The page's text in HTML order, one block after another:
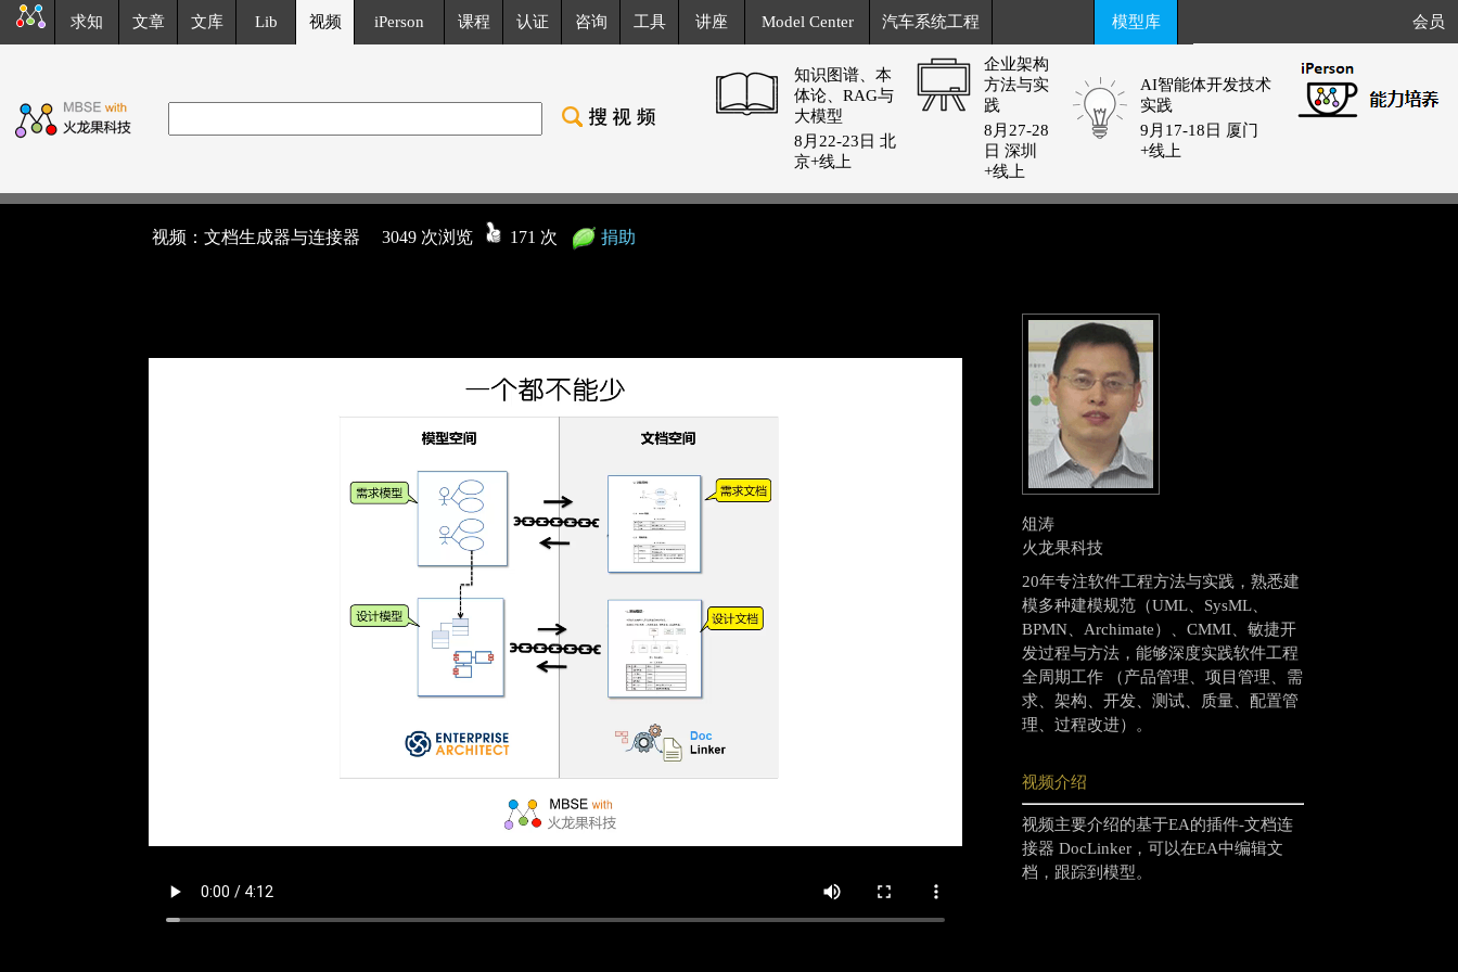
求知 文章 文库 Lib 视频 iPerson 课程 认证 咨询 工具 讲座 Model Center 汽车系统工程 模型库 会员
知识图谱、本
体论、RAG与
大模型
8月22-23日 北
京+线上
企业架构
方法与实
践
8月27-28
日 深圳
+线上
AI智能体开发技术
实践
9月17-18日 厦门
+线上
视频：文档生成器与连接器 3049 次浏览 171 次 捐助
俎涛
火龙果科技
20年专注软件工程方法与实践，熟悉建
模多种建模规范（UML、SysML、
BPMN、Archimate）、CMMI、敏捷开
发过程与方法，能够深度实践软件工程
全周期工作 （产品管理、项目管理、需
求、架构、开发、测试、质量、配置管
理、过程改进）。
视频介绍
视频主要介绍的基于EA的插件-文档连
接器 DocLinker，可以在EA中编辑文
档，跟踪到模型。